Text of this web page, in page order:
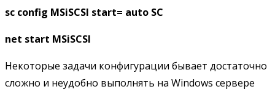
sc config MSiSCSI start= auto SC
net start MSiSCSI
Некоторые задачи конфигурации бывает достаточно
сложно и неудобно выполнять на Windows сервере